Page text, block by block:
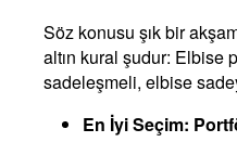
Söz konusu şık bir
altın kural şudur: Elbise
sadeleşmeli, elbise
En İyi Seçim: